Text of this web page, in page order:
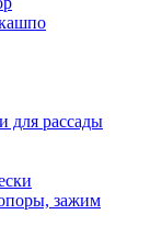
для рассады
зажим